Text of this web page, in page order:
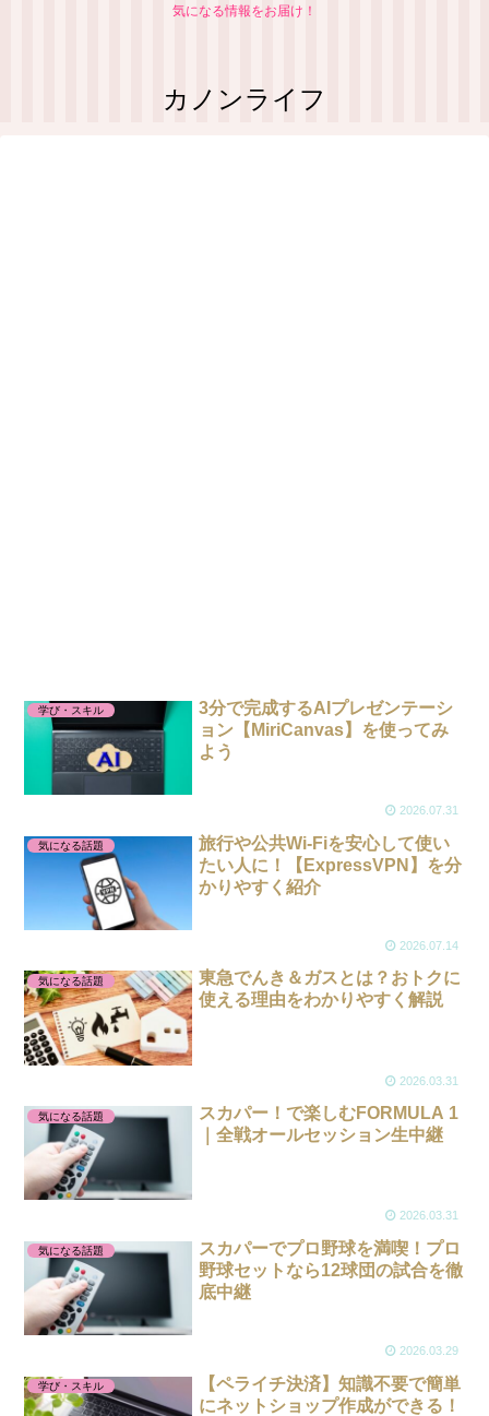
気になる情報をお届け！
カノンライフ
学び・スキル
3分で完成するAIプレゼンテーシ
ョン【MiriCanvas】を使ってみ
よう
2026.07.31
気になる話題
旅行や公共Wi-Fiを安心して使い
たい人に！【ExpressVPN】を分
かりやすく紹介
2026.07.14
気になる話題
東急でんき＆ガスとは？おトクに
使える理由をわかりやすく解説
2026.03.31
気になる話題
スカパー！で楽しむFORMULA 1
｜全戦オールセッション生中継
2026.03.31
気になる話題
スカパーでプロ野球を満喫！プロ
野球セットなら12球団の試合を徹
底中継
2026.03.29
学び・スキル
【ペライチ決済】知識不要で簡単
にネットショップ作成ができる！